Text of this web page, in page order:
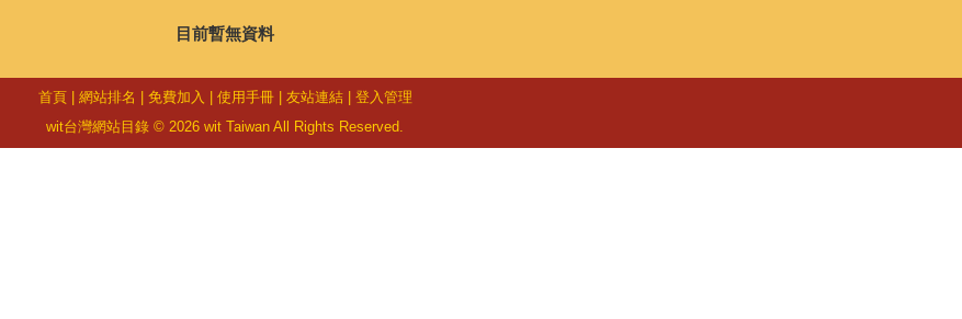
目前暫無資料
首頁| 網站排名 免費加入 使用手冊| 友站連結| 登入管理
wit台灣網站目錄 © 2026 wit Taiwan All Rights Reserved.